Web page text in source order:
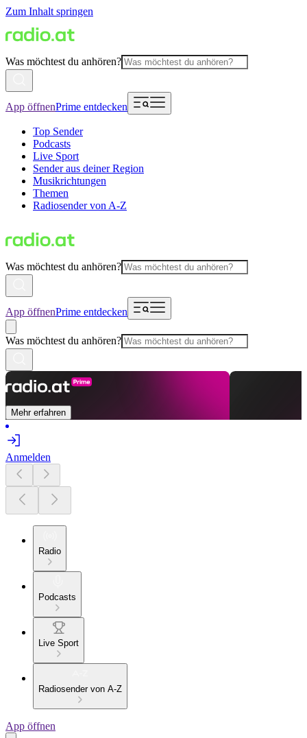
Zum Inhalt springen
Was möchtest du anhören?
App öffnenPrime entdecken
Top Sender
Podcasts
Live Sport
Sender aus deiner Region
Musikrichtungen
Themen
Radiosender von A-Z
Was möchtest du anhören?
App öffnenPrime entdecken
Was möchtest du anhören?
Mehr erfahren
Anmelden
Radio
Podcasts
Live Sport
Radiosender von A-Z
App öffnen